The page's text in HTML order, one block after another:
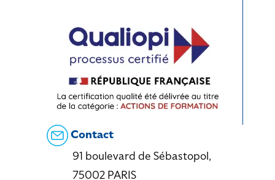
Contact
91 boulevard de Sébastopol,
75002 PARIS